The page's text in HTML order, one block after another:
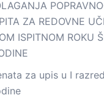
ZA REDOVNE
ISPITNOM ROKU
za upis u I